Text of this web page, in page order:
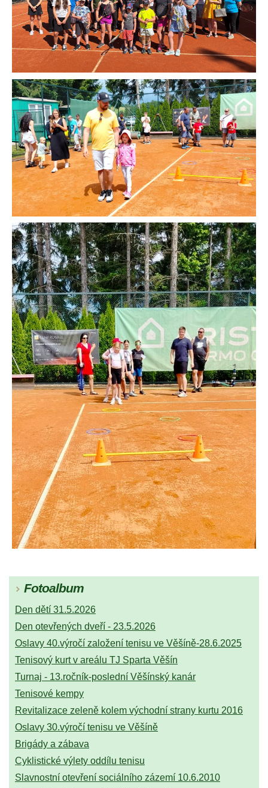
Fotoalbum
Den dětí 31.5.2026
Den otevřených dveří - 23.5.2026
Oslavy 40.výročí založení tenisu ve Věšíně-28.6.2025
Tenisový kurt v areálu TJ Sparta Věšín
Turnaj - 13.ročník-poslední Věšínský kanár
Tenisové kempy
Revitalizace zeleně kolem východní strany kurtu 2016
Oslavy 30.výročí tenisu ve Věšíně
Brigády a zábava
Cyklistické výlety oddílu tenisu
Slavnostní otevření sociálního zázemí 10.6.2010